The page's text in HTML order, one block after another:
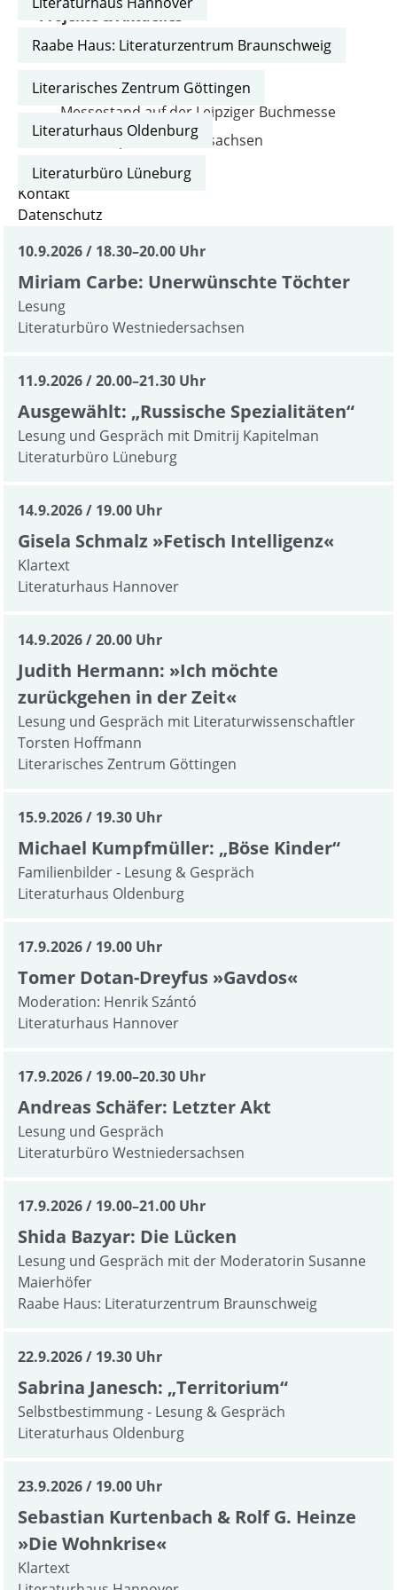
Projekte & Aktuelles
Aktuelles aus den Häusern
Buchtipps
Messestand auf der Leipziger Buchmesse
Literaturportal Niedersachsen
LiteraTour Nord
Kontakt
Datenschutz
Raabe Haus: Literaturzentrum Braunschweig
Literarisches Zentrum Göttingen
Literaturhaus Oldenburg
Literaturbüro Lüneburg
10.9.2026 18.30–20.00 Uhr
Miriam Carbe: Unerwünschte Töchter
Lesung
Literaturbüro Westniedersachsen
11.9.2026 20.00–21.30 Uhr
Ausgewählt: „Russische Spezialitäten“
Lesung und Gespräch mit Dmitrij Kapitelman
Literaturbüro Lüneburg
14.9.2026 19.00 Uhr
Gisela Schmalz »Fetisch Intelligenz«
Klartext
Literaturhaus Hannover
14.9.2026 20.00 Uhr
Judith Hermann: »Ich möchte
zurückgehen in der Zeit«
Lesung und Gespräch mit Literaturwissenschaftler
Torsten Hoffmann
Literarisches Zentrum Göttingen
15.9.2026 19.30 Uhr
Michael Kumpfmüller: „Böse Kinder“
Familienbilder - Lesung & Gespräch
Literaturhaus Oldenburg
17.9.2026 19.00 Uhr
Tomer Dotan-Dreyfus »Gavdos«
Moderation: Henrik Szántó
Literaturhaus Hannover
17.9.2026 19.00–20.30 Uhr
Andreas Schäfer: Letzter Akt
Lesung und Gespräch
Literaturbüro Westniedersachsen
17.9.2026 19.00–21.00 Uhr
Shida Bazyar: Die Lücken
Lesung und Gespräch mit der Moderatorin Susanne
Maierhöfer
Raabe Haus: Literaturzentrum Braunschweig
22.9.2026 19.30 Uhr
Sabrina Janesch: „Territorium“
Selbstbestimmung - Lesung & Gespräch
Literaturhaus Oldenburg
23.9.2026 19.00 Uhr
Sebastian Kurtenbach & Rolf G. Heinze
»Die Wohnkrise«
Klartext